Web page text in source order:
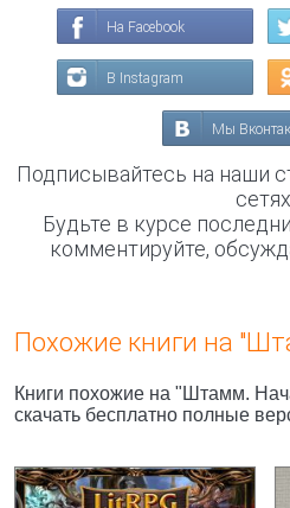
На Facebook
В Instagram
Мы
Подписывайтесь на наши
сетях.
Будьте в курсе
комментируйте,
Похожие книги на
Книги похожие на "Штамм.
скачать бесплатно полные